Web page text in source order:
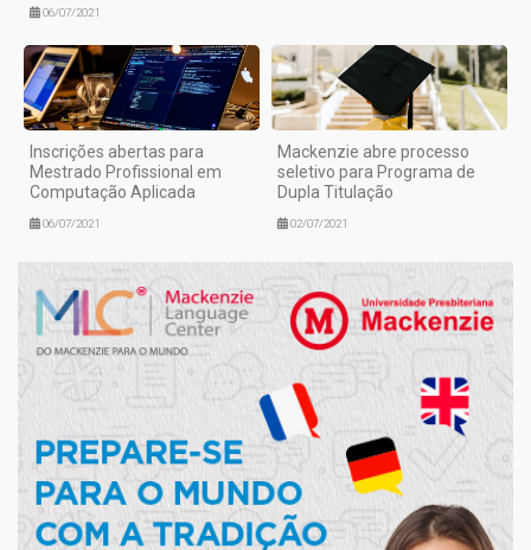
06/07/2021
Inscrições abertas para
Mestrado Profissional em
Computação Aplicada
06/07/2021
Mackenzie abre processo
seletivo para Programa de
Dupla Titulação
02/07/2021